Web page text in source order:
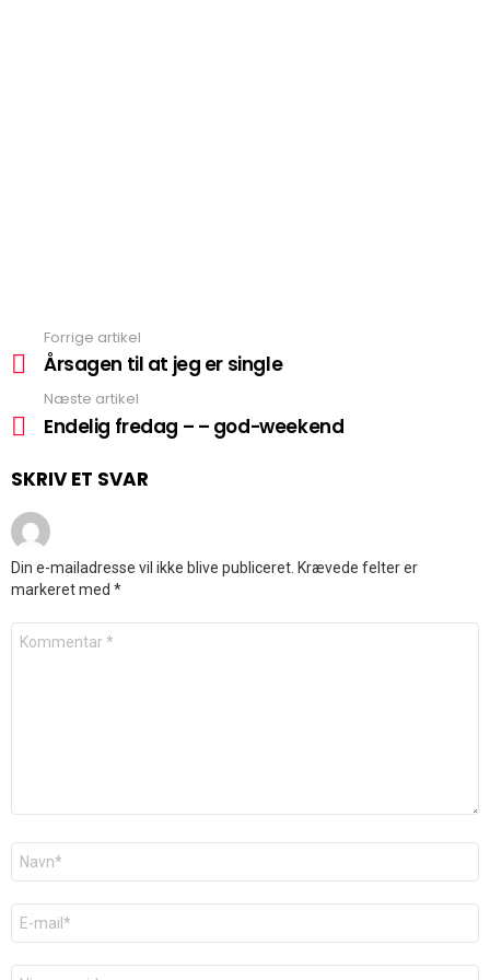
mere
Forrige artikel
Årsagen til at jeg er single
Næste artikel
Endelig fredag – – god-weekend
SKRIV ET SVAR
Din e-mailadresse vil ikke blive publiceret. Krævede felter er
markeret med *
Kommentar
Navn
E-
mail
*
Websted